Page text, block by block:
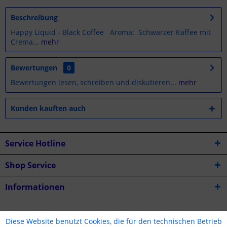
Beschreibung
Happy Liquid - Black Coffee Aroma: Schwarzer Kaffee mit
Crema... mehr
Bewertungen
0
Bewertungen lesen, schreiben und diskutieren... mehr
Kunden kauften auch
Service Hotline
Shop Service
Informationen
* Alle Preise inkl. gesetzl. Mehrwertsteuer zzgl.Versandkosten
Diese Website benutzt Cookies, die für den technischen Betrieb